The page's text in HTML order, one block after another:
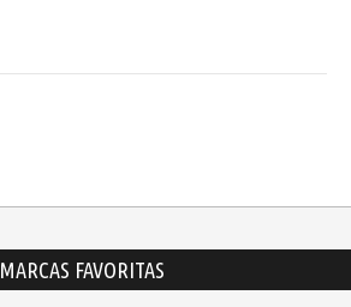
MARCAS FAVORITAS